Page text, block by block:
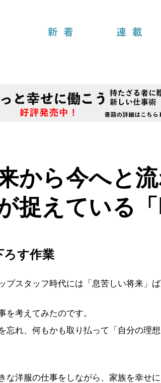
から今へと
捉えている
ろす作業
プスタッフ時代には「息苦しい将来」
を考えてみたのです。
忘れ、何もかも取り払って「自分の理
な洋服の仕事をしながら、家族を幸せ